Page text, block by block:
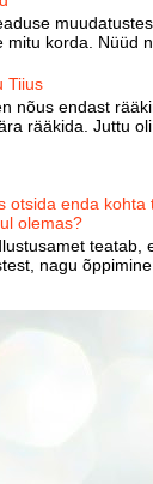
korda. Nüüd
Tiius
nõus endast
rääkida. Juttu
otsida enda kohta
olemas?
teatab,
nagu õppimine,